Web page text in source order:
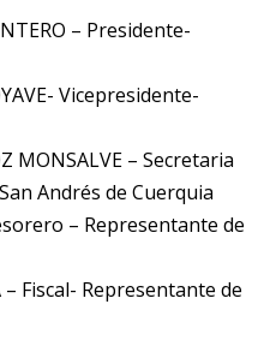
– Presidente-
Vicepresidente-
MONSALVE – Secretaria
Andrés de Cuerquia
– Representante de
– Fiscal- Representante de